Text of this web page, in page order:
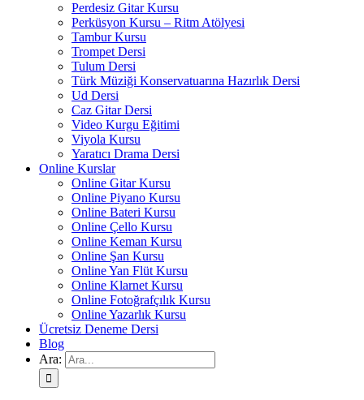
Perdesiz Gitar Kursu
Perküsyon Kursu – Ritm Atölyesi
Tambur Kursu
Trompet Dersi
Tulum Dersi
Türk Müziği Konservatuarına Hazırlık Dersi
Ud Dersi
Caz Gitar Dersi
Video Kurgu Eğitimi
Viyola Kursu
Yaratıcı Drama Dersi
Online Kurslar
Online Gitar Kursu
Online Piyano Kursu
Online Bateri Kursu
Online Çello Kursu
Online Keman Kursu
Online Şan Kursu
Online Yan Flüt Kursu
Online Klarnet Kursu
Online Fotoğrafçılık Kursu
Online Yazarlık Kursu
Ücretsiz Deneme Dersi
Blog
Ara: